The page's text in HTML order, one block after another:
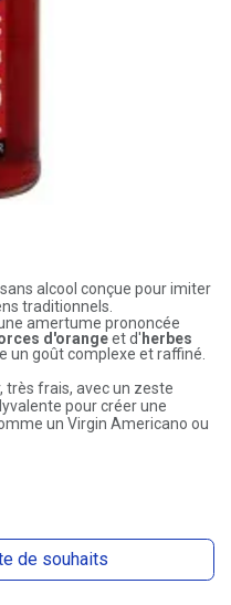
alcool conçue pour imiter
traditionnels.
amertume prononcée
d'orangeet d' herbes
un goût complexe et raffiné.
très frais, avec un zeste
pour créer une
un Virgin Americano ou
de souhaits